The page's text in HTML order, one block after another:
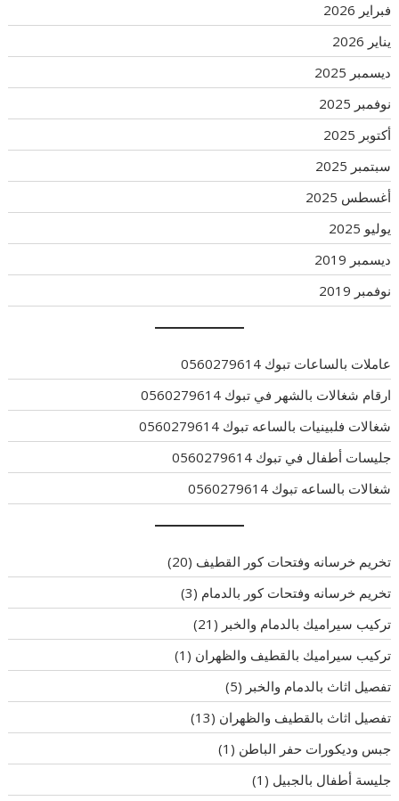
فبراير 2026
يناير 2026
ديسمبر 2025
نوفمبر 2025
أكتوبر 2025
سبتمبر 2025
أغسطس 2025
يوليو 2025
ديسمبر 2019
نوفمبر 2019
عاملات بالساعات تبوك 0560279614
ارقام شغالات بالشهر في تبوك 0560279614
شغالات فلبينيات بالساعه تبوك 0560279614
جليسات أطفال في تبوك 0560279614
شغالات بالساعه تبوك 0560279614
تخريم خرسانه وفتحات كور القطيف (20)
تخريم خرسانه وفتحات كور بالدمام (3)
تركيب سيراميك بالدمام والخبر (21)
تركيب سيراميك بالقطيف والظهران (1)
تفصيل اثاث بالدمام والخبر (5)
تفصيل اثاث بالقطيف والظهران (13)
جبس وديكورات حفر الباطن (1)
جليسة أطفال بالجبيل (1)